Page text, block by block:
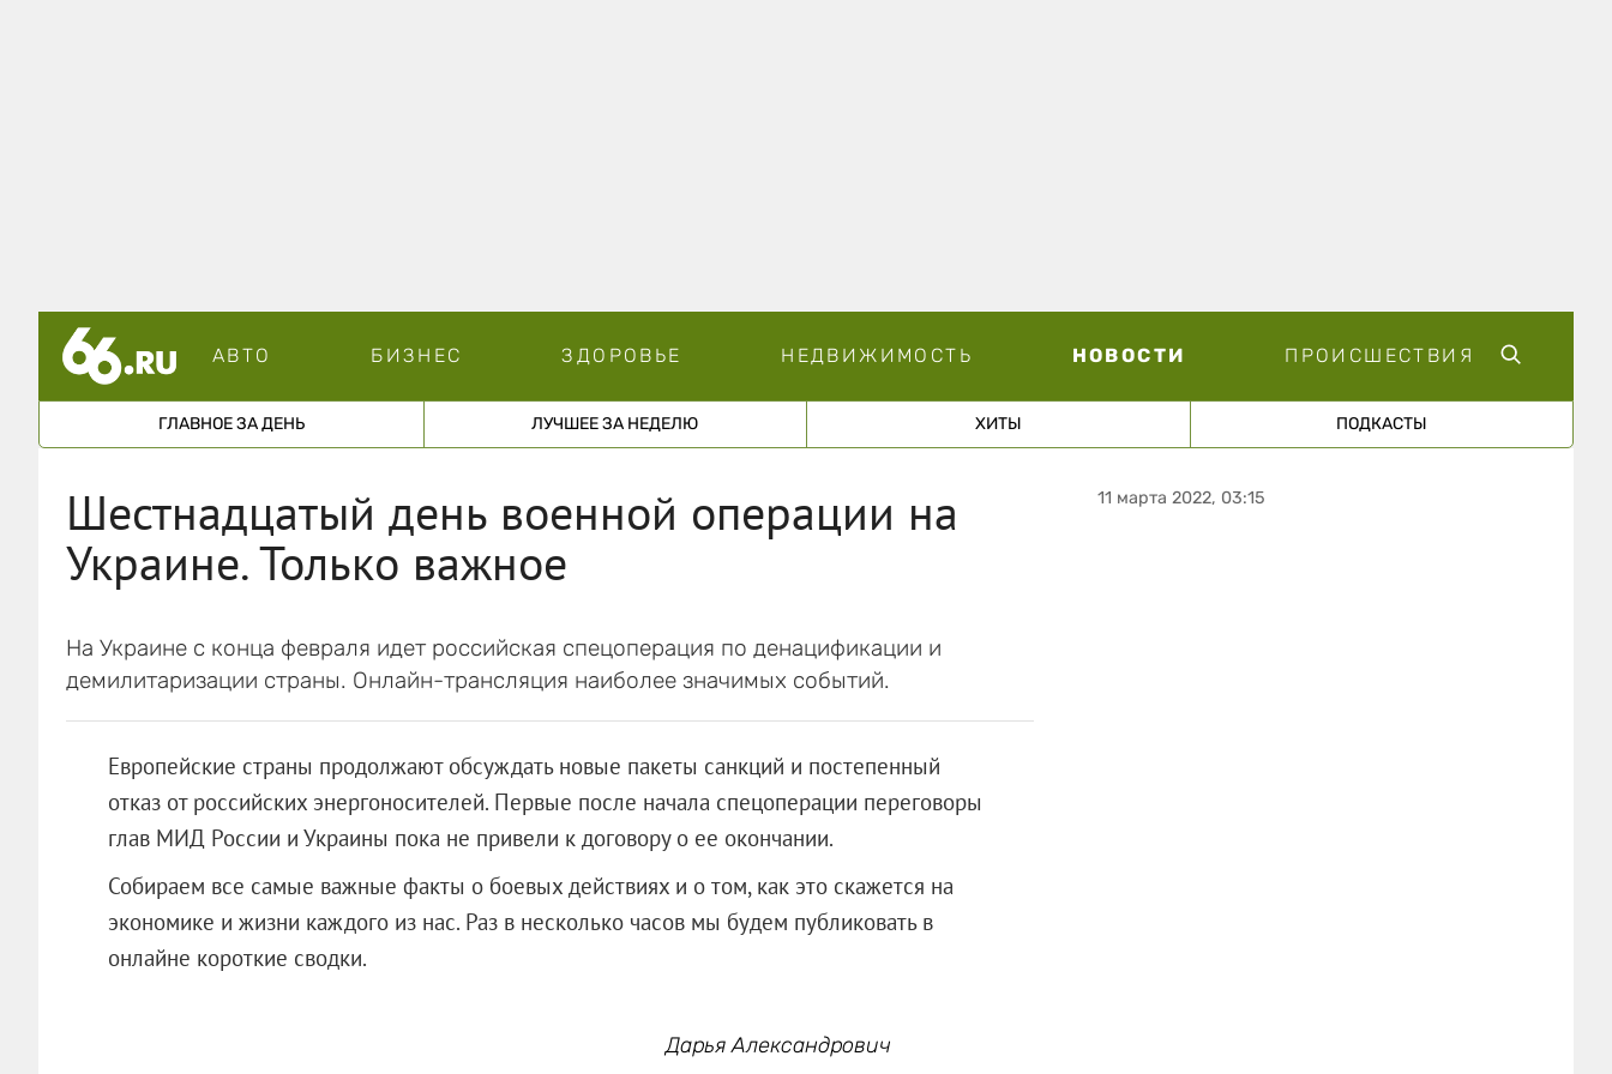
АВТО БИЗНЕС ЗДОРОВЬЕ НЕДВИЖИМОСТЬ НОВОСТИ ПРОИСШЕСТВИЯ
ГЛАВНОЕ ЗА ДЕНЬ ЛУЧШЕЕ ЗА НЕДЕЛЮ ХИТЫ ПОДКАСТЫ
Шестнадцатый день военной операции на
Украине. Только важное
На Украине с конца февраля идет российская спецоперация по денацификации и
демилитаризации страны. Онлайн-трансляция наиболее значимых событий.
Европейские страны продолжают обсуждать новые пакеты санкций и постепенный
отказ от российских энергоносителей. Первые после начала спецоперации переговоры
глав МИД России и Украины пока не привели к договору о ее окончании.
Собираем все самые важные факты о боевых действиях и о том, как это скажется на
экономике и жизни каждого из нас. Раз в несколько часов мы будем публиковать в
онлайне короткие сводки.
Дарья Александрович
11 марта 2022, 03:15